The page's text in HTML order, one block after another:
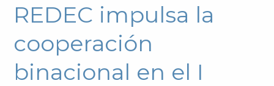
REDEC impulsa la
cooperación
binacional en el I
REDEC
impulsa
la
cooperación
binacional